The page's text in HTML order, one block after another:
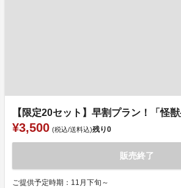
【限定20セット】早割プラン！「怪
¥3,500 (税込/送料込)残り0
販売終了
ご提供予定時期：11月下旬～